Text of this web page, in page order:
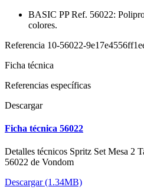
BASIC PP Ref. 56022:
colores.
Referencia 10-56022-
Ficha técnica
Referencias específicas
Descargar
Ficha técnica 56022
Detalles técnicos Spritz Set Mesa 2
56022 de Vondom
Descargar (1.34MB)